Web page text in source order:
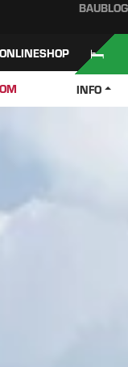
BAUBLOG
INFO
ONLINESHOP